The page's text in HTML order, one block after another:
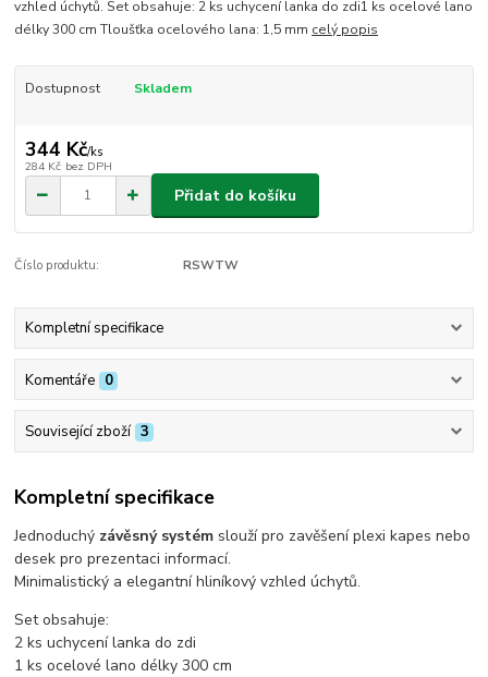
vzhled úchytů. Set obsahuje: 2 ks uchycení lanka do zdi1 ks ocelové lano
délky 300 cm Tloušťka ocelového lana: 1,5 mm celý popis
Dostupnost Skladem
344 Kč/ks
284 Kč bez DPH
Přidat do košíku
Číslo produktu: RSWTW
Kompletní specifikace
Komentáře 0
Související zboží 3
Kompletní specifikace
Jednoduchý závěsný systém slouží pro zavěšení plexi kapes nebo
desek pro prezentaci informací.
Minimalistický a elegantní hliníkový vzhled úchytů.
Set obsahuje:
2 ks uchycení lanka do zdi
1 ks ocelové lano délky 300 cm